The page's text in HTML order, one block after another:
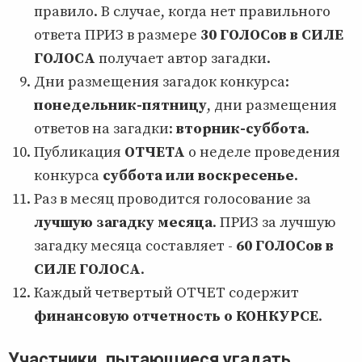
правило. В случае, когда нет правильного
ответа ПРИЗ в размере 30 ГОЛОСов в СИЛЕ
ГОЛОСА получает автор загадки.
Дни размещения загадок конкурса:
понедельник-пятницу, дни размещения
ответов на загадки: вторник-суббота.
Публикация ОТЧЕТА о неделе проведения
конкурса суббота или воскресенье.
Раз в месяц проводится голосование за
лучшую загадку месяца. ПРИЗ за лучшую
загадку месяца составляет - 60 ГОЛОСов в
СИЛЕ ГОЛОСА.
Каждый четвертый ОТЧЕТ содержит
финансовую отчетность о КОНКУРСЕ.